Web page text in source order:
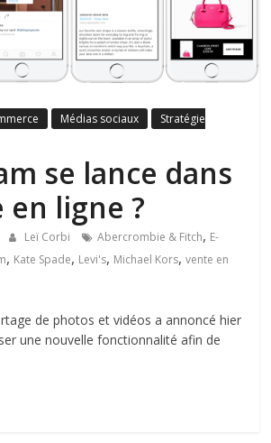
Médias sociaux
Stratégie
se lance dans
en ligne ?
Leï Corbi Abercrombie & Fitch, E-
, Kate Spade, Levi's, Michael Kors,vente en
de photos et vidéos a annoncé hier
une nouvelle fonctionnalité afin de